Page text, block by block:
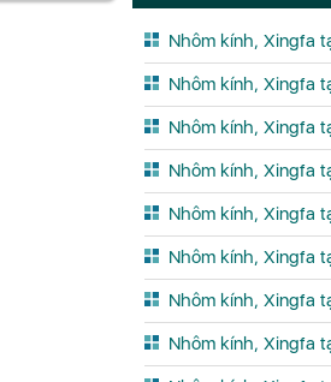
Nhôm kính, Xingfa
Nhôm kính, Xingfa
Nhôm kính, Xingfa
Nhôm kính, Xingfa
Nhôm kính, Xingfa
Nhôm kính, Xingfa
Nhôm kính, Xingfa
Nhôm kính, Xingfa